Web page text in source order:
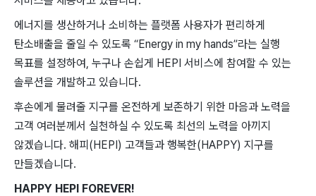
에너지를 생산하거나 소비하는 플랫폼 사용자가 편리하게
탄소배출을 줄일 수 있도록 “Energy in my hands”라는 실행
목표를 설정하여, 누구나 손쉽게 HEPI 서비스에 참여할 수 있는
솔루션을 개발하고 있습니다.
후손에게 물려줄 지구를 온전하게 보존하기 위한 마음과 노력을
고객 여러분께서 실천하실 수 있도록 최선의 노력을 아끼지
않겠습니다. 해피(HEPI) 고객들과 행복한(HAPPY) 지구를
만들겠습니다.
HAPPY HEPI FOREVER!